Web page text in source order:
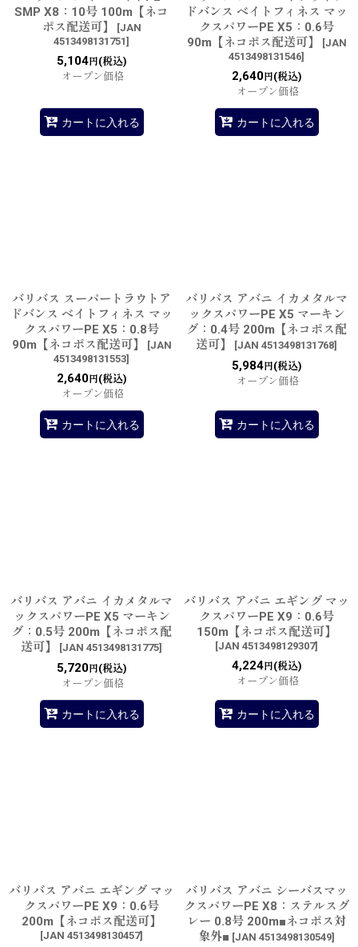
SMP X8：10号 100m【ネコ
ポス配送可】
[JAN
4513498131751]
5,104円(税込)
オープン価格
カートに入れる
ドバンス ベイトフィネス マッ
クスパワーPE X5：0.6号
90m【ネコポス配送可】
[JAN
4513498131546]
2,640円(税込)
オープン価格
カートに入れる
バリバス スーパートラウトア
ドバンス ベイトフィネス マッ
クスパワーPE X5：0.8号
90m【ネコポス配送可】
[JAN
4513498131553]
2,640円(税込)
オープン価格
カートに入れる
バリバス アバニ イカメタルマ
ックスパワーPE X5 マーキン
グ：0.4号 200m【ネコポス配
送可】
[JAN 4513498131768]
5,984円(税込)
オープン価格
カートに入れる
バリバス アバニ イカメタルマ
ックスパワーPE X5 マーキン
グ：0.5号 200m【ネコポス配
送可】
[JAN 4513498131775]
5,720円(税込)
オープン価格
カートに入れる
バリバス アバニ エギング マッ
クスパワーPE X9：0.6号
150m【ネコポス配送可】
[JAN 4513498129307]
4,224円(税込)
オープン価格
カートに入れる
バリバス アバニ エギング マッ
クスパワーPE X9：0.6号
200m【ネコポス配送可】
[JAN 4513498130457]
バリバス アバニ シーバスマッ
クスパワーPE X8：ステルスグ
レー 0.8号 200m■ネコポス対
象外■ [JAN 4513498130549]